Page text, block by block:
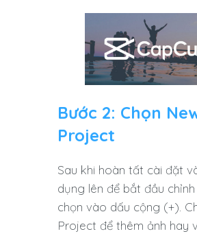
Bước 2: Chọn
Project
Sau khi hoàn tất cài đặt
dụng lên để bắt đầu
chọn vào dấu cộng (+).
Project để thêm ảnh hay